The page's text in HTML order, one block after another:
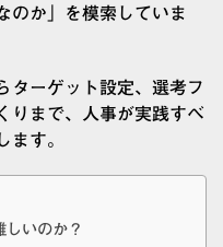
のか」を模索していま
ターゲット設定、選考フ
りまで、人事が実践すべ
ます。
しいのか？